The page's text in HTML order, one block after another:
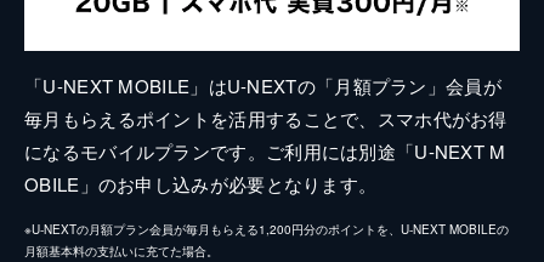
「U-NEXT MOBILE」はU-NEXTの「月額プラン」会員が
毎月もらえるポイントを活用することで、スマホ代がお得
になるモバイルプランです。ご利用には別途「U-NEXT M
OBILE」のお申し込みが必要となります。
※U-NEXTの月額プラン会員が毎月もらえる1,200円分のポイントを、U-NEXT MOBILEの
月額基本料の支払いに充てた場合。